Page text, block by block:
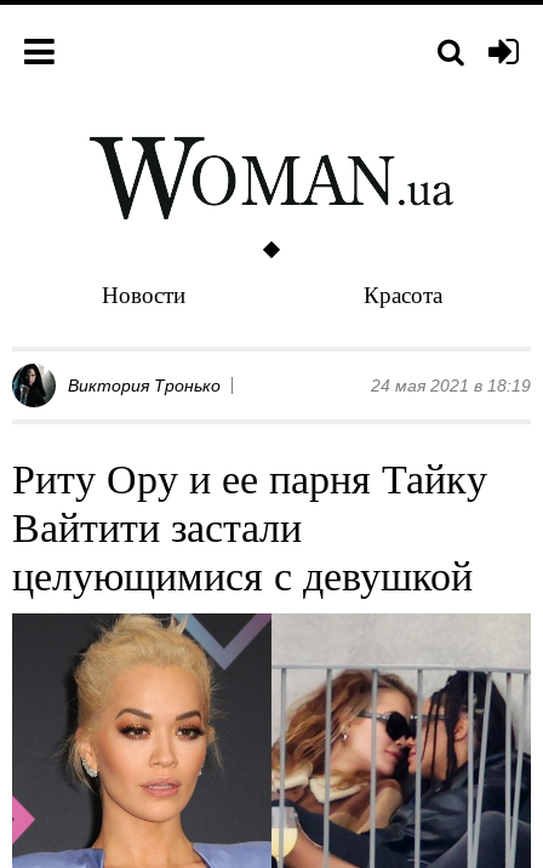
Новости Красота
Виктория Тронько 24 мая 2021 в 18:19
Риту Ору и ее парня Тайку
Вайтити застали
целующимися с девушкой